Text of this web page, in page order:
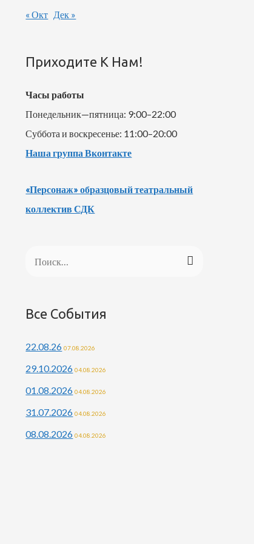
« Окт Дек »
Приходите К Нам!
Часы работы
Понедельник—пятница: 9:00–22:00
Суббота и воскресенье: 11:00–20:00
Наша группа Вконтакте
«Персонаж» образцовый театральный
коллектив СДК
Все События
22.08.26 07.08.2026
29.10.2026 04.08.2026
01.08.2026 04.08.2026
31.07.2026 04.08.2026
08.08.2026 04.08.2026